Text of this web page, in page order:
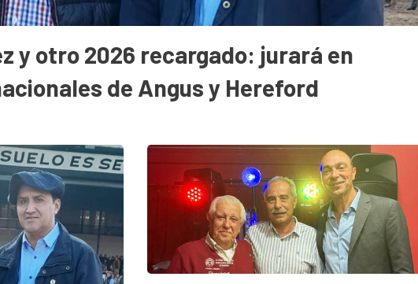
y otro 2026 recargado: jurará en
de Angus y Hereford